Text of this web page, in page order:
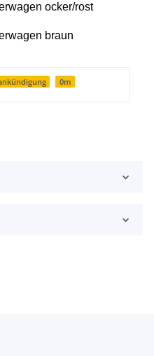
ocker/rost
braun
0m